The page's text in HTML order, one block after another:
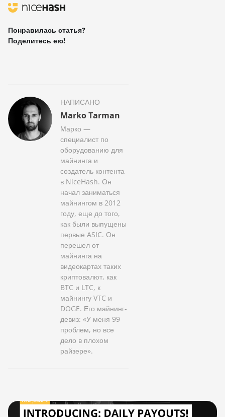
Понравилась статья?
Поделитесь ею!
НАПИСАНО
Marko Tarman
Марко —
специалист по
оборудованию для
майнинга и
создатель контента
в NiceHash. Он
начал заниматься
майнингом в 2012
году, еще до того,
как были выпущены
первые ASIC. Он
перешел от
майнинга на
видеокартах таких
криптовалют, как
BTC и LTC, к
майнингу VTC и
DOGE. Его майнинг-
девиз: «У меня 99
проблем, но все
дело в плохом
райзере».